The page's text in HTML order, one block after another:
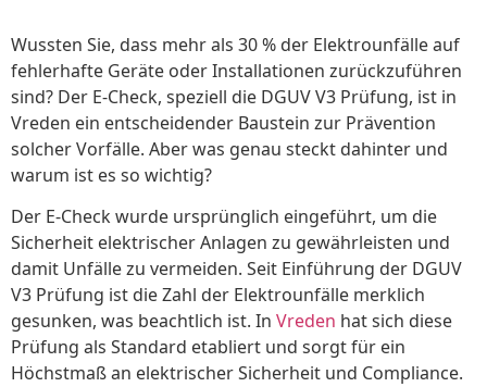
Wussten Sie, dass mehr als 30 % der Elektrounfälle auf
fehlerhafte Geräte oder Installationen zurückzuführen
sind? Der E-Check, speziell die DGUV V3 Prüfung, ist in
Vreden ein entscheidender Baustein zur Prävention
solcher Vorfälle. Aber was genau steckt dahinter und
warum ist es so wichtig?
Der E-Check wurde ursprünglich eingeführt, um die
Sicherheit elektrischer Anlagen zu gewährleisten und
damit Unfälle zu vermeiden. Seit Einführung der DGUV
V3 Prüfung ist die Zahl der Elektrounfälle merklich
gesunken, was beachtlich ist. In Vreden hat sich diese
Prüfung als Standard etabliert und sorgt für ein
Höchstmaß an elektrischer Sicherheit und Compliance.